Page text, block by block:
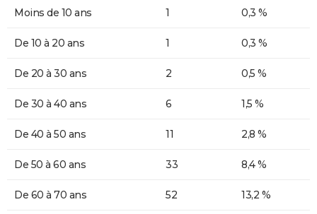
Moins de 10 ans 1 0,3 %
De 10 à 20 ans 1 0,3 %
De 20 à 30 ans 2 0,5 %
De 30 à 40 ans 6 1,5 %
De 40 à 50 ans 11 2,8 %
De 50 à 60 ans 33 8,4 %
De 60 à 70 ans 52 13,2 %